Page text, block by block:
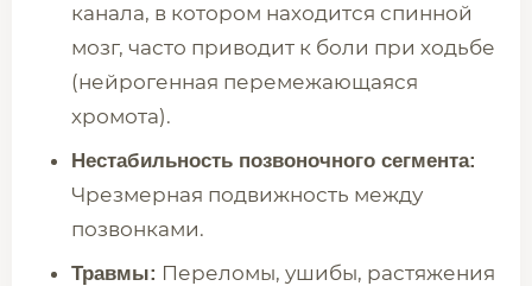
канала, в котором находится спинной
мозг, часто приводит к боли при ходьбе
(нейрогенная перемежающаяся
хромота).
Нестабильность позвоночного сегмента:
Чрезмерная подвижность между
позвонками.
Травмы: Переломы, ушибы, растяжения